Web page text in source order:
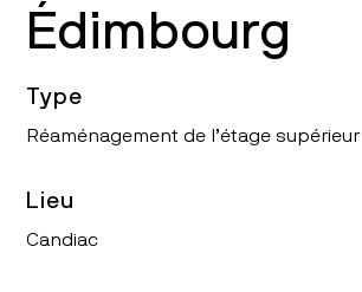
Édimbourg
Type
Réaménagement de l’étage supérieur
Lieu
Candiac